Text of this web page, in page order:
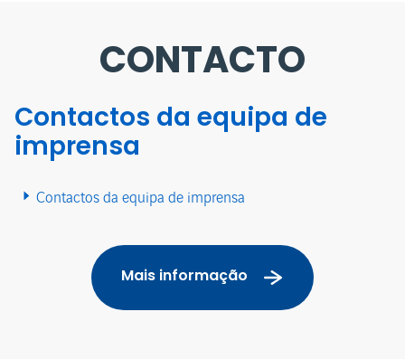
CONTACTO
Contactos da equipa de
imprensa
Contactos da equipa de imprensa
Mais informação